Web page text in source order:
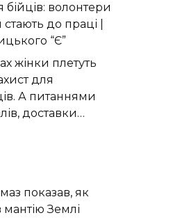
бійців: волонтери
до праці |
“Є”
жінки плетуть
для
А питаннями
доставки…
показав, як
Землі